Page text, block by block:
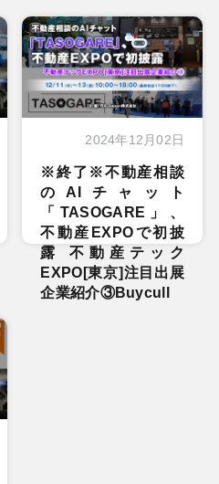
2024年12月02日
※終了※不動産相談
のAIチャット
「TASOGARE」、
不動産EXPOで初披
露 不動産テック
EXPO[東京]注目出展
企業紹介③Buycull